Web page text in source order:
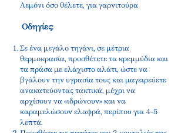
Λεμόνι όσο θέλετε, για γαρνιτούρα
Οδηγίες:
Σε ένα μεγάλο τηγάνι, σε μέτρια
θερμοκρασία, προσθέτετε τα κρεμμύδια και
τα πράσα με ελάχιστο αλάτι, ώστε να
βγάλουν την υγρασία τους και μαγειρεύετε
ανακατεύοντας τακτικά, μέχρι να
αρχίσουν να «ιδρώνουν» και να
καραμελώσουν ελαφρά, περίπου για 4-5
λεπτά.